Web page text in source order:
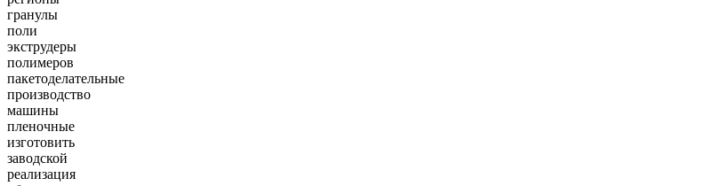
гранулы
поли
экструдеры
полимеров
пакетоделательные
производство
машины
пленочные
изготовить
заводской
реализация